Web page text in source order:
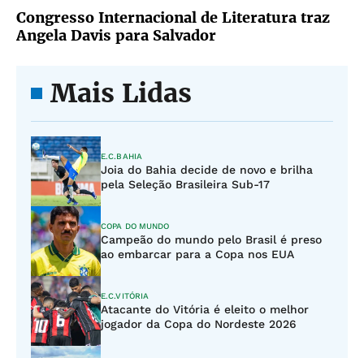
Congresso Internacional de Literatura traz
Angela Davis para Salvador
Mais Lidas
E.C.BAHIA
Joia do Bahia decide de novo e brilha
pela Seleção Brasileira Sub-17
COPA DO MUNDO
Campeão do mundo pelo Brasil é preso
ao embarcar para a Copa nos EUA
E.C.VITÓRIA
Atacante do Vitória é eleito o melhor
jogador da Copa do Nordeste 2026